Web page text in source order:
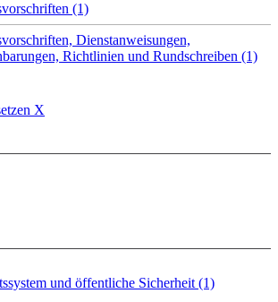
(1)
Dienstanweisungen,
Richtlinien und Rundschreiben (1)
X
und öffentliche Sicherheit (1)